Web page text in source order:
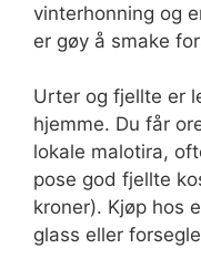
vinterhonning og
er gøy å smake
Urter og fjellte er
hjemme. Du får
lokale malotira,
pose god fjellte
kroner). Kjøp hos
glass eller